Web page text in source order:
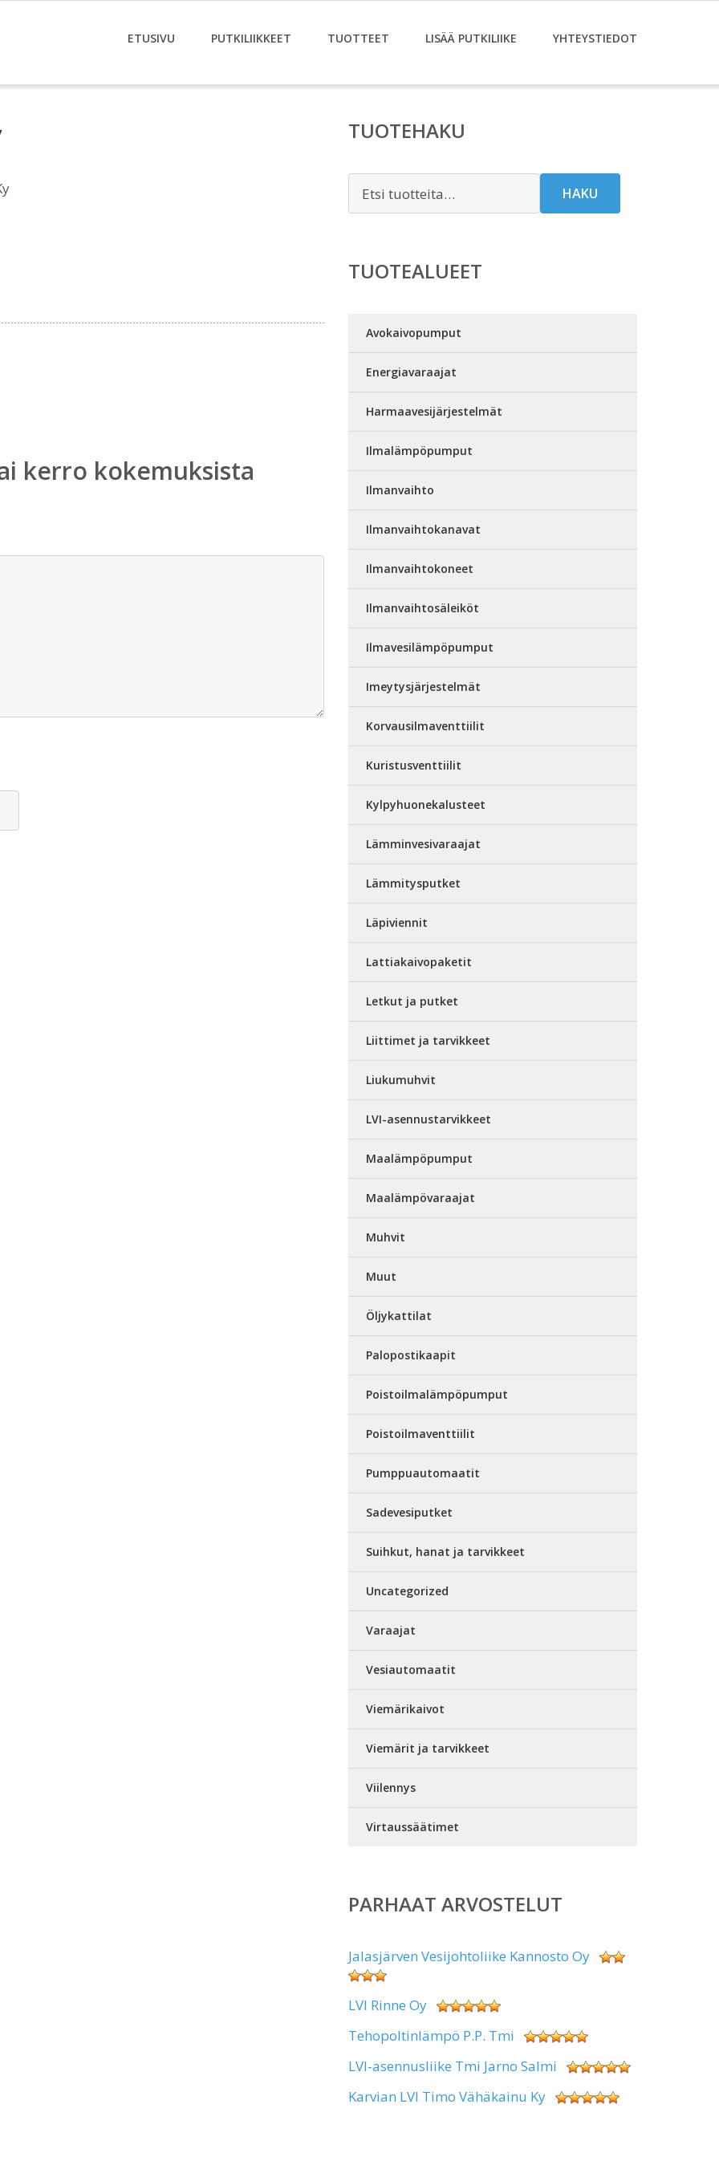
ETUSIVU PUTKILIIKKEET TUOTTEET LISÄÄ PUTKILIIKE YHTEYSTIEDOT
kerro kokemuksista
TUOTEHAKU
HAKU
TUOTEALUEET
Avokaivopumput
Energiavaraajat
Harmaavesijärjestelmät
Ilmalämpöpumput
Ilmanvaihto
Ilmanvaihtokanavat
Ilmanvaihtokoneet
Ilmanvaihtosäleiköt
Ilmavesilämpöpumput
Imeytysjärjestelmät
Korvausilmaventtiilit
Kuristusventtiilit
Kylpyhuonekalusteet
Lämminvesivaraajat
Lämmitysputket
Läpiviennit
Lattiakaivopaketit
Letkut ja putket
Liittimet ja tarvikkeet
Liukumuhvit
LVI-asennustarvikkeet
Maalämpöpumput
Maalämpövaraajat
Muhvit
Muut
Öljykattilat
Palopostikaapit
Poistoilmalämpöpumput
Poistoilmaventtiilit
Pumppuautomaatit
Sadevesiputket
Suihkut, hanat ja tarvikkeet
Uncategorized
Varaajat
Vesiautomaatit
Viemärikaivot
Viemärit ja tarvikkeet
Viilennys
Virtaussäätimet
PARHAAT ARVOSTELUT
Jalasjärven Vesijohtoliike Kannosto Oy
LVI Rinne Oy
Tehopoltinlämpö P.P. Tmi
LVI-asennusliike Tmi Jarno Salmi
Karvian LVI Timo Vähäkainu Ky